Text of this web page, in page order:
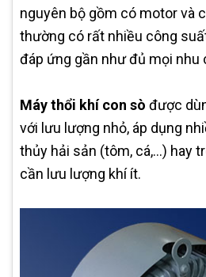
nguyên bộ gồm có motor và
thường có rất nhiều công
đáp ứng gần như đủ mọi nhu
Máy thổi khí con sò được
với lưu lượng nhỏ, áp dụng
thủy hải sản (tôm, cá,…) hay
cần lưu lượng khí ít.